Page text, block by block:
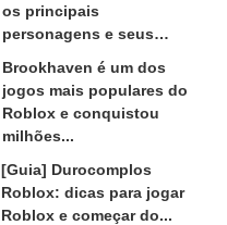
os principais
personagens e seus…
Brookhaven é um dos
jogos mais populares do
Roblox e conquistou
milhões...
[Guia] Durocomplos
Roblox: dicas para jogar
Roblox e começar do...